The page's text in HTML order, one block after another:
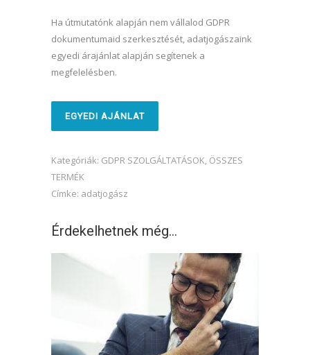
Ha útmutatónk alapján nem vállalod GDPR
dokumentumaid szerkesztését, adatjogászaink
egyedi árajánlat alapján segítenek a
megfelelésben.
EGYEDI AJÁNLAT
Kategóriák: GDPR SZOLGÁLTATÁSOK, ÖSSZES
TERMÉK
Címke: adatjogász
Érdekelhetnek még…